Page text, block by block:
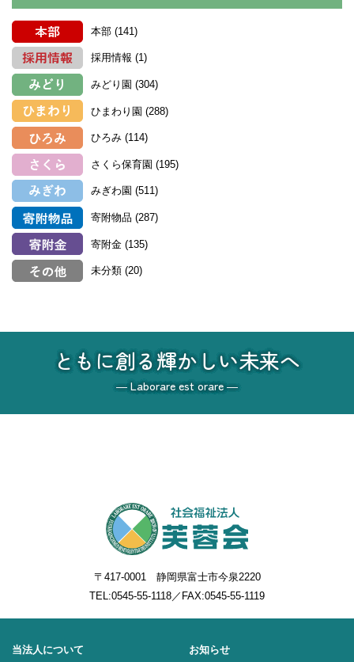
本部 (141)
採用情報 (1)
みどり園 (304)
ひまわり園 (288)
ひろみ (114)
さくら保育園 (195)
みぎわ園 (511)
寄附物品 (287)
寄附金 (135)
未分類 (20)
ともに創る輝かしい未来へ
― Laborare est orare ―
〒417-0001 静岡県富士市今泉2220
TEL:0545-55-1118 ／FAX:0545-55-1119
当法人について お知らせ